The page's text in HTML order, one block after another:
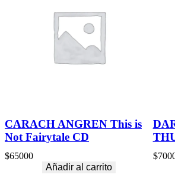
CARACH ANGREN This is
Not Fairytale CD
$65000
Añadir al carrito
$